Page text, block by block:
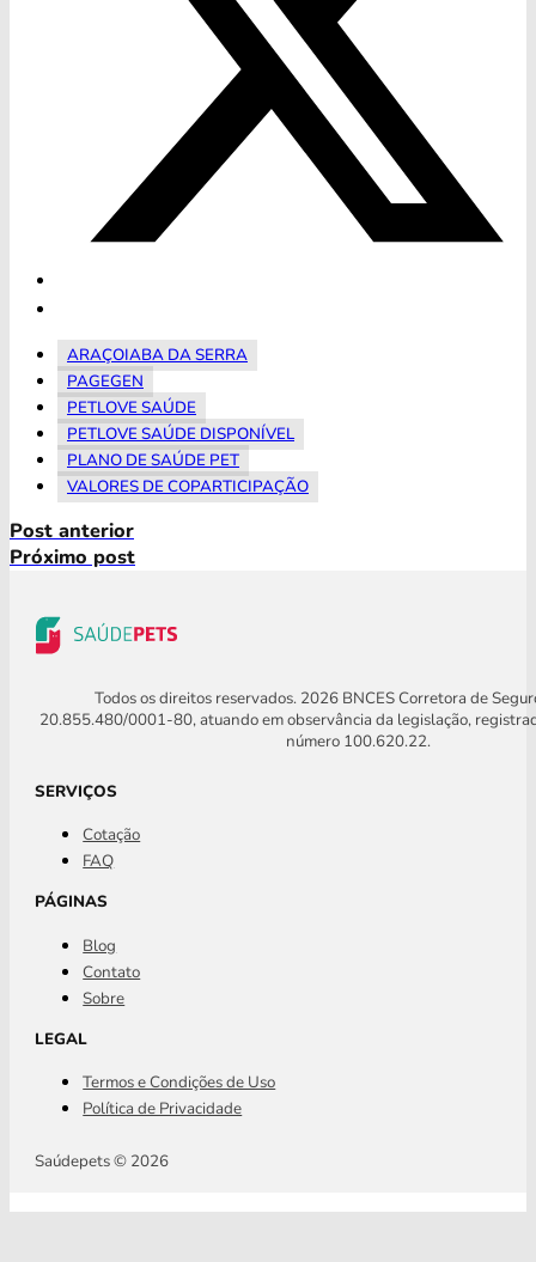
ARAÇOIABA DA SERRA
PAGEGEN
PETLOVE SAÚDE
PETLOVE SAÚDE DISPONÍVEL
PLANO DE SAÚDE PET
VALORES DE COPARTICIPAÇÃO
Post anterior
Próximo post
Todos os direitos reservados. 2026 BNCES Corretora de
20.855.480/0001-80, atuando em observância da legislação,
número 100.620.22.
SERVIÇOS
Cotação
FAQ
PÁGINAS
Blog
Contato
Sobre
LEGAL
Termos e Condições de Uso
Política de Privacidade
Saúdepets © 2026